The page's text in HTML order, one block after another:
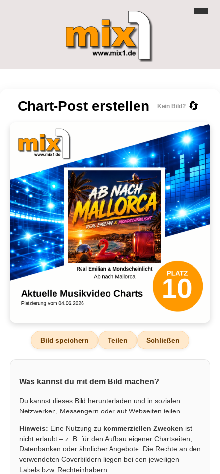
Chart-Post erstellen Kein Bild? 🔄
Bild speichern Teilen Schließen
Was kannst du mit dem Bild machen?
Du kannst dieses Bild herunterladen und in sozialen
Netzwerken, Messengern oder auf Webseiten teilen.
Hinweis: Eine Nutzung zu kommerziellen Zwecken ist
nicht erlaubt – z. B. für den Aufbau eigener Chartseiten,
Datenbanken oder ähnlicher Angebote. Die Rechte an den
verwendeten Coverbildern liegen bei den jeweiligen
Labels bzw. Rechteinhabern.